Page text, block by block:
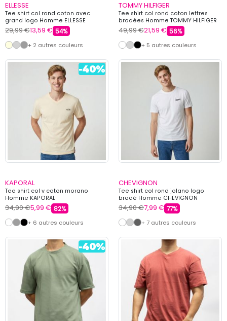
ELLESSE
Tee shirt col rond coton avec
grand logo Homme ELLESSE
29,99 €13,59 € 54%
+ 2 autres couleurs
TOMMY HILFIGER
Tee shirt col rond coton lettres
brodées Homme TOMMY HILFIGER
49,99 €21,59 € 56%
+ 5 autres couleurs
KAPORAL
Tee shirt col v coton morano
Homme KAPORAL
34,90 €5,99 € 82%
+ 6 autres couleurs
CHEVIGNON
Tee shirt col rond jolano logo
brodé Homme CHEVIGNON
34,90 €7,99 € 77%
+ 7 autres couleurs